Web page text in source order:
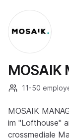
MOSAIK
11-50
MOSAIK
im "Lofthouse"
crossmediale